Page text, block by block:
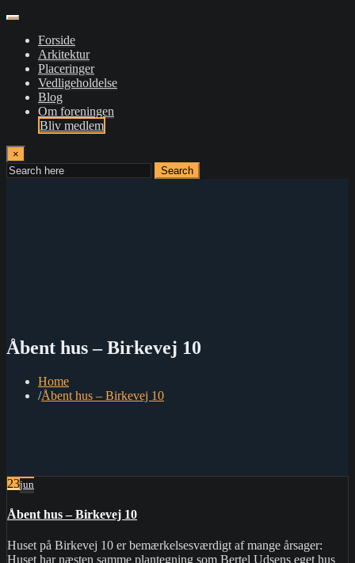
Forside
Arkitektur
Placeringer
Vedligeholdelse
Blog
Om foreningen
Bliv medlem
×
Search
Åbent hus – Birkevej 10
Home
Åbent hus – Birkevej 10
23jun
Åbent hus – Birkevej 10
Huset på Birkevej 10 er bemærkelsesværdigt af mange årsager:
Huset har næsten samme plantegning som Bertel Udsens eget hus